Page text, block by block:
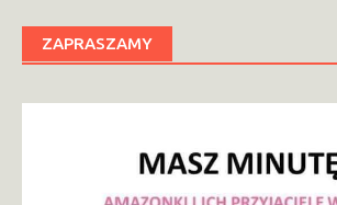
ZAPRASZAMY